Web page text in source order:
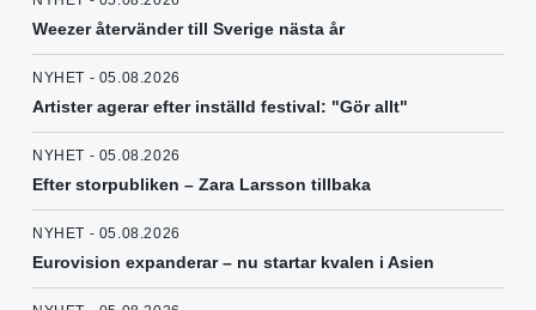
Weezer återvänder till Sverige nästa år
NYHET - 05.08.2026
Artister agerar efter inställd festival: "Gör allt"
NYHET - 05.08.2026
Efter storpubliken – Zara Larsson tillbaka
NYHET - 05.08.2026
Eurovision expanderar – nu startar kvalen i Asien